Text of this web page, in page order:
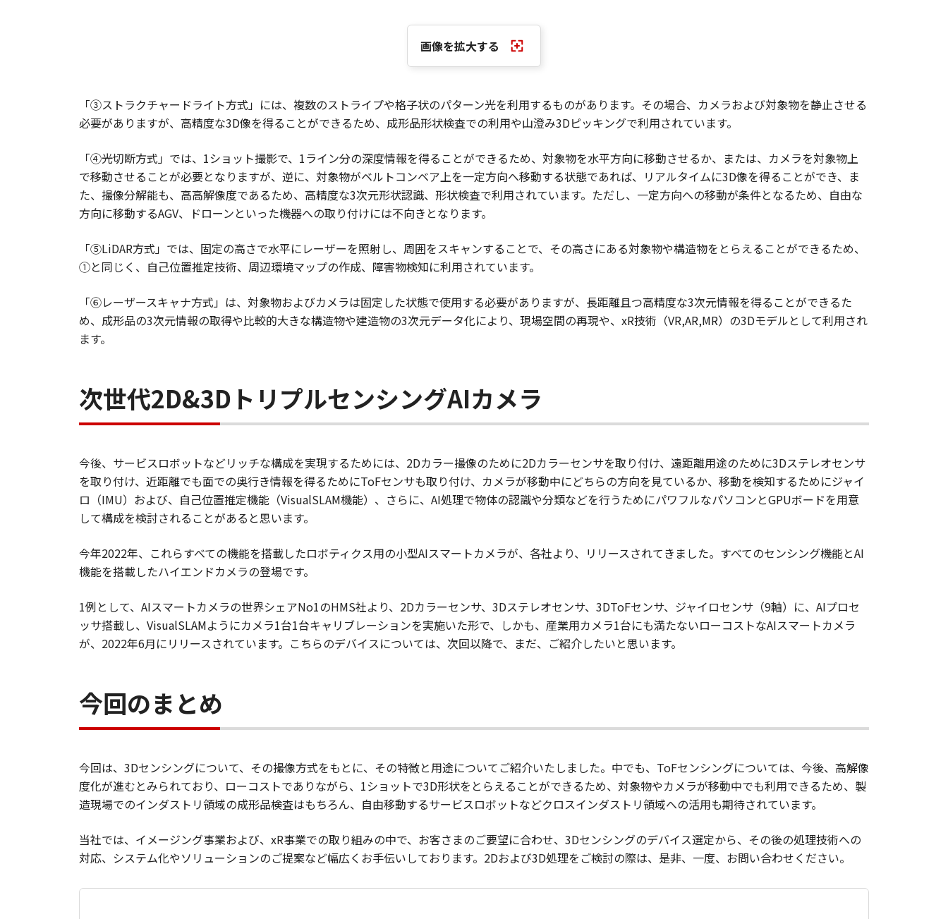
画像を拡大する
「③ストラクチャードライト方式」には、複数のストライプや格子状のパターン光を利用するものがあります。その場合、カメラおよび対象物を静止させる
必要がありますが、高精度な3D像を得ることができるため、成形品形状検査での利用や山澄み3Dピッキングで利用されています。
「④光切断方式」では、1ショット撮影で、1ライン分の深度情報を得ることができるため、対象物を水平方向に移動させるか、または、カメラを対象物上
で移動させることが必要となりますが、逆に、対象物がベルトコンベア上を一定方向へ移動する状態であれば、リアルタイムに3D像を得ることができ、ま
た、撮像分解能も、高高解像度であるため、高精度な3次元形状認識、形状検査で利用されています。ただし、一定方向への移動が条件となるため、自由な
方向に移動するAGV、ドローンといった機器への取り付けには不向きとなります。
「⑤LiDAR方式」では、固定の高さで水平にレーザーを照射し、周囲をスキャンすることで、その高さにある対象物や構造物をとらえることができるため、
①と同じく、自己位置推定技術、周辺環境マップの作成、障害物検知に利用されています。
「⑥レーザースキャナ方式」は、対象物およびカメラは固定した状態で使用する必要がありますが、長距離且つ高精度な3次元情報を得ることができるた
め、成形品の3次元情報の取得や比較的大きな構造物や建造物の3次元データ化により、現場空間の再現や、xR技術（VR,AR,MR）の3Dモデルとして利用され
ます。
次世代2D&3DトリプルセンシングAIカメラ
今後、サービスロボットなどリッチな構成を実現するためには、2Dカラー撮像のために2Dカラーセンサを取り付け、遠距離用途のために3Dステレオセンサ
を取り付け、近距離でも面での奥行き情報を得るためにToFセンサも取り付け、カメラが移動中にどちらの方向を見ているか、移動を検知するためにジャイ
ロ（IMU）および、自己位置推定機能（VisualSLAM機能）、さらに、AI処理で物体の認識や分類などを行うためにパワフルなパソコンとGPUボードを用意
して構成を検討されることがあると思います。
今年2022年、これらすべての機能を搭載したロボティクス用の小型AIスマートカメラが、各社より、リリースされてきました。すべてのセンシング機能とAI
機能を搭載したハイエンドカメラの登場です。
1例として、AIスマートカメラの世界シェアNo1のHMS社より、2Dカラーセンサ、3Dステレオセンサ、3DToFセンサ、ジャイロセンサ（9軸）に、AIプロセ
ッサ搭載し、VisualSLAMようにカメラ1台1台キャリブレーションを実施いた形で、しかも、産業用カメラ1台にも満たないローコストなAIスマートカメラ
が、2022年6月にリリースされています。こちらのデバイスについては、次回以降で、まだ、ご紹介したいと思います。
今回のまとめ
今回は、3Dセンシングについて、その撮像方式をもとに、その特徴と用途についてご紹介いたしました。中でも、ToFセンシングについては、今後、高解像
度化が進むとみられており、ローコストでありながら、1ショットで3D形状をとらえることができるため、対象物やカメラが移動中でも利用できるため、製
造現場でのインダストリ領域の成形品検査はもちろん、自由移動するサービスロボットなどクロスインダストリ領域への活用も期待されています。
当社では、イメージング事業および、xR事業での取り組みの中で、お客さまのご要望に合わせ、3Dセンシングのデバイス選定から、その後の処理技術への
対応、システム化やソリューションのご提案など幅広くお手伝いしております。2Dおよび3D処理をご検討の際は、是非、一度、お問い合わせください。